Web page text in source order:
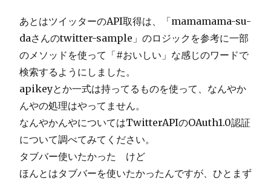
あとはツイッターのAPI取得は、「mamamama-su-
daさんのtwitter-sample」のロジックを参考に一部
のメソッドを使って「#おいしい」な感じのワードで
検索するようにしました。
apikeyとか一式は持ってるものを使って、なんやか
んやの処理はやってません。
なんやかんやについてはTwitterAPIのOAuth1.0認証
について調べてみてください。
タブバー使いたかった けど
ほんとはタブバーを使いたかったんですが、ひとまず